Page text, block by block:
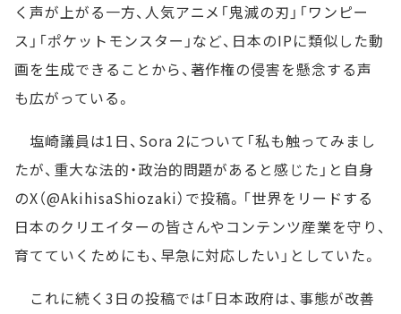
く声が上がる一方、人気アニメ「鬼滅の刃」「ワンピー
ス」「ポケットモンスター」など、日本のIPに類似した動
画を生成できることから、著作権の侵害を懸念する声
も広がっている。
塩崎議員は1日、Sora 2について「私も触ってみまし
たが、重大な法的・政治的問題があると感じた」と自身
のX（@AkihisaShiozaki）で投稿。「世界をリードする
日本のクリエイターの皆さんやコンテンツ産業を守り、
育てていくためにも、早急に対応したい」としていた。
これに続く3日の投稿では「日本政府は、事態が改善